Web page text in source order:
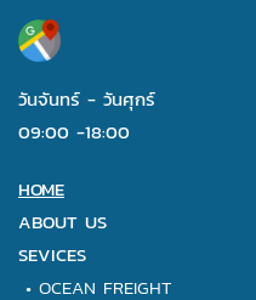
วันจันทร์ - วันศุกร์
09:00 -18:00
HOME
ABOUT US
SEVICES
• OCEAN FREIGHT